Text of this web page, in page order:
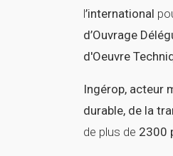
l’international
d’Ouvrage
d'Oeuvre
Ingérop, acteur
durable, de la
de plus de 2300